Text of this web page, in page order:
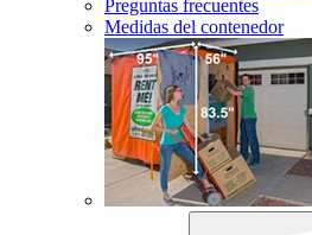
Preguntas frecuentes
Medidas del contenedor